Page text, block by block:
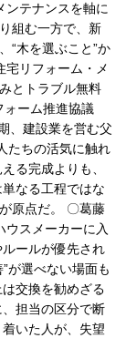
ンテナンスを軸に
組む一方で、新
“木を選ぶこと”か
宅リフォーム・メ
とトラブル無料
ォーム推進協議
、建設業を営む父
たちの活気に触れ
る完成よりも、
なる工程ではな
原点だ。 〇葛藤
ウスメーカーに入
ールが優先され
が選べない場面も
交換を勧めざる
担当の区分で断
いた人が、失望